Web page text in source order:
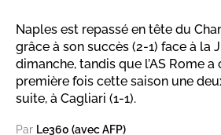
Naples est repassé en tête du
grâce à son succès (2-1) face à la
dimanche, tandis que l’AS Rome
première fois cette saison une
suite, à Cagliari (1-1).
Par Le360 (avec AFP)